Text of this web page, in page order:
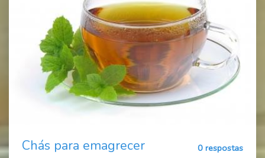
Chás para emagrecer
0 respostas